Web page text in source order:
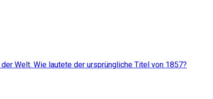
Welt. Wie lautete der ursprüngliche Titel von 1857?